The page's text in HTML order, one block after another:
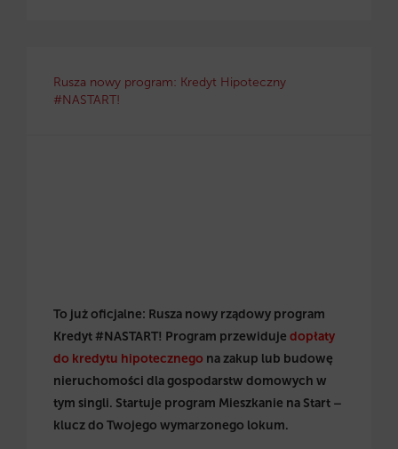
Rusza nowy program: Kredyt Hipoteczny
#NASTART!
To już oficjalne: Rusza nowy rządowy program
Kredyt #NASTART! Program przewiduje dopłaty
do kredytu hipotecznego na zakup lub budowę
nieruchomości dla gospodarstw domowych w
tym singli. Startuje program Mieszkanie na Start –
klucz do Twojego wymarzonego lokum.